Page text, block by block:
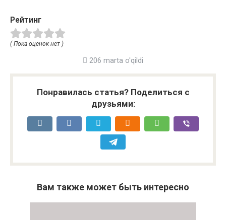
Рейтинг
( Пока оценок нет )
206 marta o'qildi
Понравилась статья? Поделиться с
друзьями:
Вам также может быть интересно